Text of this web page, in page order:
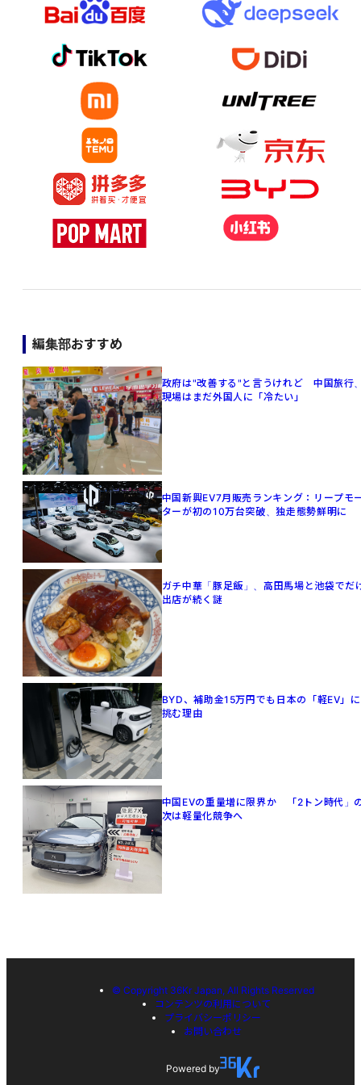
編集部おすすめ
政府は"改善する"と言うけれど 中国旅行
現場はまだ外国人に「冷たい」
中国新興EV7月販売ランキング：リープモ
ターが初の10万台突破、独走態勢鮮明に
ガチ中華「豚足飯」、高田馬場と池袋でだ
出店が続く謎
BYD、補助金15万円でも日本の「軽EV」に
挑む理由
中国EVの重量増に限界か 「2トン時代」
次は軽量化競争へ
© Copyright 36Kr Japan, All Rights Reserved
コンテンツの利用について
プライバシーポリシー
お問い合わせ
Powered by